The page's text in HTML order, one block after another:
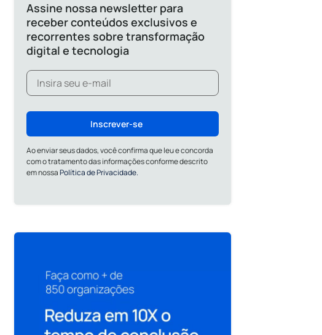
Assine nossa newsletter para
receber conteúdos exclusivos e
recorrentes sobre transformação
digital e tecnologia
Inscrever-se
Ao enviar seus dados, você confirma que leu e concorda
com o tratamento das informações conforme descrito
em nossaPolítica de Privacidade.